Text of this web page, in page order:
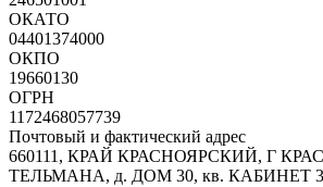
ОКАТО
04401374000
ОКПО
19660130
ОГРН
1172468057739
Почтовый и фактический адрес
660111, КРАЙ КРАСНОЯРСКИЙ, Г
ТЕЛЬМАНА, д. ДОМ 30, кв. КАБИНЕТ